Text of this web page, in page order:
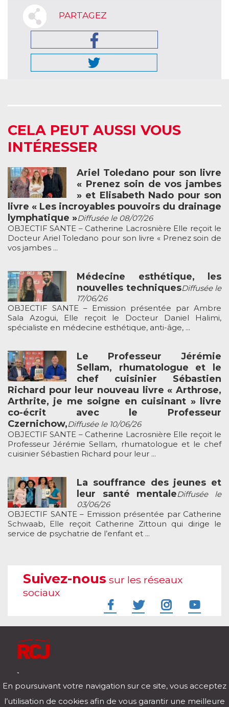
PARTAGEZ
CELA PEUT AUSSI VOUS
INTÉRESSER
Ariel Toledano pour son livre
« Prenez soin de vos jambes
» et Elisabeth Nado pour son
livre « Les incroyables pouvoirs du drainage
lymphatique »Diffusée le 08/07/26
OBJECTIF SANTE – Catherine Lacrosnière Elle reçoit le
Docteur Ariel Toledano pour son livre « Prenez soin de
vos jambes ...
Médecine esthétique, les
nouvelles techniquesDiffusée le
17/06/26
OBJECTIF SANTE – Emission présentée par Ambre
Sala Azogui, Elle reçoit le Docteur Daniel Halimi,
spécialiste en médecine esthétique, anti-âge, ...
Le Professeur Jérémie
Sellam, rhumatologue et le
chef cuisinier Sébastien
Richard pour leur nouveau livre « Arthrose,
Arthrite, je me soigne en cuisinant » livre
co-écrit avec le Professeur
Czernichow,Diffusée le 10/06/26
OBJECTIF SANTE – Catherine Lacrosnière Elle reçoit le
Professeur Jérémie Sellam, rhumatologue et le chef
cuisinier Sébastien Richard pour leur ...
La souffrance des jeunes et
leur santé mentaleDiffusée le
03/06/26
OBJECTIF SANTE – Emission présentée par Catherine
Schwaab, Elle reçoit Catherine Zittoun qui dirige le
service de psychatrie de l’enfant et ...
Suivez-nous sur les réseaux
sociaux
Télécharger notre application pour iOs et Android
En poursuivant votre navigation sur ce site, vous acceptez
l’utilisation de cookies afin de vous garantir une meilleure